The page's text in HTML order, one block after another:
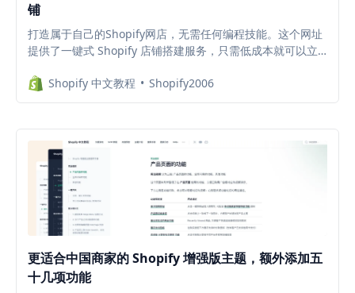
铺
打造属于自己的Shopify网店，无需任何编程技能。这个网址
提供了一键式 Shopify 店铺搭建服务，只需低成本就可以立
建新的店铺，也可以创建测试店铺（例如免费试用插件 APP
等），避免测试插件时代码残留在主题中，拖慢店铺网速。
Shopify 中文教程 Shopify2006
更适合中国商家的 Shopify 增强版主题，额外添加五
十几项功能